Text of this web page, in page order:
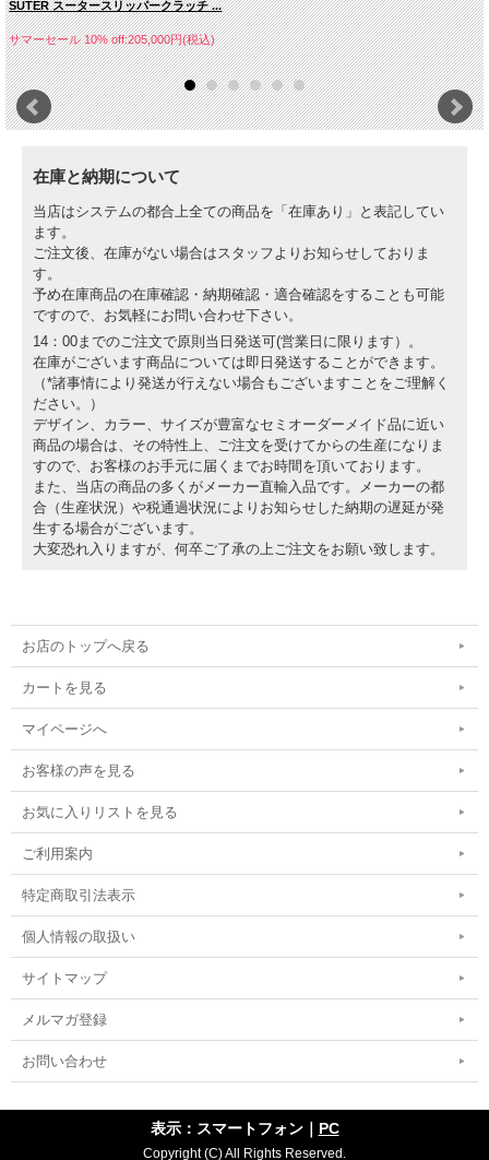
SUTER スータースリッパークラッチ ...
サマーセール 10% off:205,000円(税込)
在庫と納期について
当店はシステムの都合上全ての商品を「在庫あり」と表記してい
ます。
ご注文後、在庫がない場合はスタッフよりお知らせしておりま
す。
予め在庫商品の在庫確認・納期確認・適合確認をすることも可能
ですので、お気軽にお問い合わせ下さい。
14：00までのご注文で原則当日発送可(営業日に限ります）。
在庫がございます商品については即日発送することができます。
（*諸事情により発送が行えない場合もございますことをご理解く
ださい。）
デザイン、カラー、サイズが豊富なセミオーダーメイド品に近い
商品の場合は、その特性上、ご注文を受けてからの生産になりま
すので、お客様のお手元に届くまでお時間を頂いております。
また、当店の商品の多くがメーカー直輸入品です。メーカーの都
合（生産状況）や税通過状況によりお知らせした納期の遅延が発
生する場合がございます。
大変恐れ入りますが、何卒ご了承の上ご注文をお願い致します。
お店のトップへ戻る
カートを見る
マイページへ
お客様の声を見る
お気に入りリストを見る
ご利用案内
特定商取引法表示
個人情報の取扱い
サイトマップ
メルマガ登録
お問い合わせ
表示：スマートフォン｜ PC
Copyright (C) All Rights Reserved.